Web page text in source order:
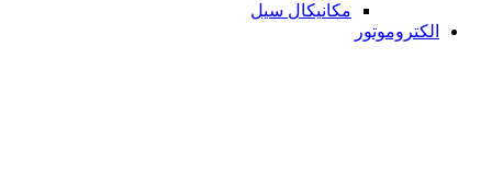
مکانیکال سیل
الکتروموتور